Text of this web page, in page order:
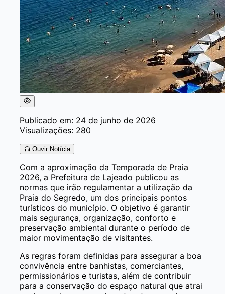
Publicado em: 24 de junho de 2026
Visualizações: 280
Ouvir Notícia
Com a aproximação da Temporada de Praia
2026, a Prefeitura de Lajeado publicou as
normas que irão regulamentar a utilização da
Praia do Segredo, um dos principais pontos
turísticos do município. O objetivo é garantir
mais segurança, organização, conforto e
preservação ambiental durante o período de
maior movimentação de visitantes.
As regras foram definidas para assegurar a boa
convivência entre banhistas, comerciantes,
permissionários e turistas, além de contribuir
para a conservação do espaço natural que atrai